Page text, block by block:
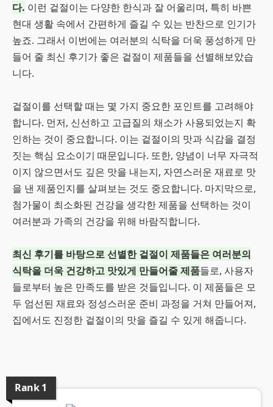
다. 이런 겉절이는 다양한 한식과 잘 어울리며, 특히 바쁜
현대 생활 속에서 간편하게 즐길 수 있는 반찬으로 인기가
높죠. 그래서 이번에는 여러분의 식탁을 더욱 풍성하게 만
들어 줄 최신 후기가 좋은 겉절이 제품들을 선별해보았습
니다.
겉절이를 선택할 때는 몇 가지 중요한 포인트를 고려해야
합니다. 먼저, 신선하고 고급질의 채소가 사용되었는지 확
인하는 것이 중요합니다. 이는 겉절이의 맛과 식감을 결정
짓는 핵심 요소이기 때문입니다. 또한, 양념이 너무 자극적
이지 않으면서도 깊은 맛을 내는지, 자연스러운 재료로 맛
을 낸 제품인지를 살펴보는 것도 중요합니다. 마지막으로,
첨가물이 최소화된 건강을 생각한 제품을 선택하는 것이
여러분과 가족의 건강을 위해 바람직합니다.
최신 후기를 바탕으로 선별한 겉절이 제품들은 여러분의
식탁을 더욱 건강하고 맛있게 만들어줄 제품들로, 사용자
들로부터 높은 만족도를 받은 것들입니다. 이 제품들은 모
두 엄선된 재료와 정성스러운 준비 과정을 거쳐 만들어져,
집에서도 진정한 겉절이의 맛을 즐길 수 있게 해줍니다.
Rank1